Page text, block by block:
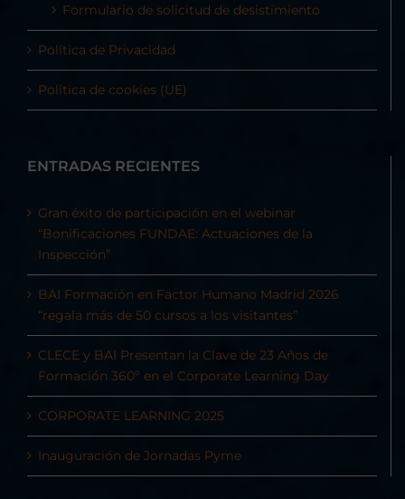
Formulario de solicitud de desistimiento
Política de Privacidad
Política de cookies (UE)
ENTRADAS RECIENTES
Gran éxito de participación en el webinar
“Bonificaciones FUNDAE: Actuaciones de la
Inspección”
BAI Formación en Factor Humano Madrid 2026
“regala más de 50 cursos a los visitantes”
CLECE y BAI Presentan la Clave de 23 Años de
Formación 360º en el Corporate Learning Day
CORPORATE LEARNING 2025
Inauguración de Jornadas Pyme